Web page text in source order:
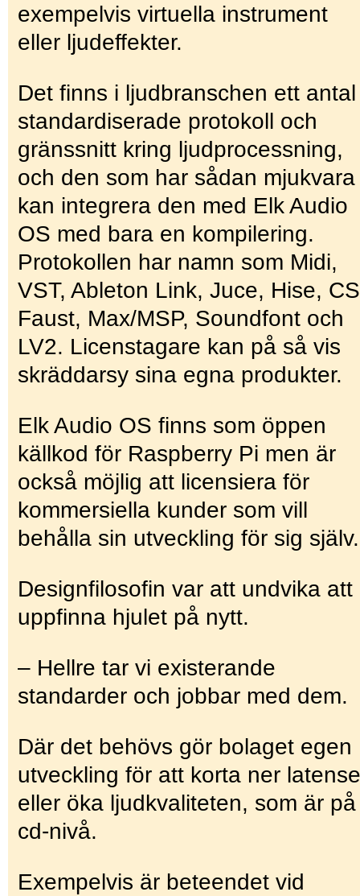
exempelvis virtuella instrument
eller ljudeffekter.
Det finns i ljudbranschen ett antal
standardiserade protokoll och
gränssnitt kring ljudprocessning,
och den som har sådan mjukvara
kan integrera den med Elk Audio
OS med bara en kompilering.
Protokollen har namn som Midi,
VST, Ableton Link, Juce, Hise,
Faust, Max/MSP, Soundfont och
LV2. Licenstagare kan på så vis
skräddarsy sina egna produkter.
Elk Audio OS finns som öppen
källkod för Raspberry Pi men är
också möjlig att licensiera för
kommersiella kunder som vill
behålla sin utveckling för sig själv.
Designfilosofin var att undvika att
uppfinna hjulet på nytt.
– Hellre tar vi existerande
standarder och jobbar med dem.
Där det behövs gör bolaget egen
utveckling för att korta ner
eller öka ljudkvaliteten, som är på
cd-nivå.
Exempelvis är beteendet vid